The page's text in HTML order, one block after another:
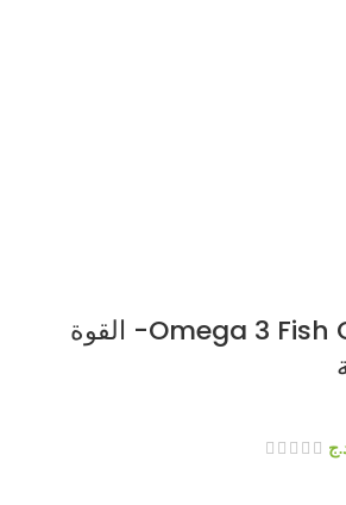
– Omega 3 Fish Oil – 1250mg- القوة